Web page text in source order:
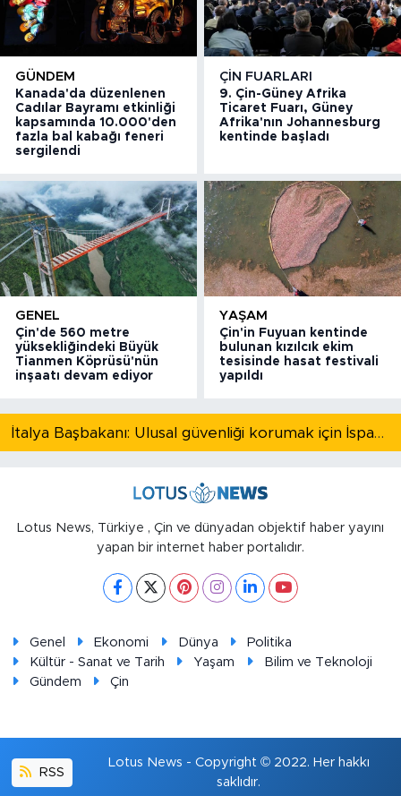
GÜNDEM
Kanada'da düzenlenen
Cadılar Bayramı etkinliği
kapsamında 10.000'den
fazla bal kabağı feneri
sergilendi
ÇIN FUARLARI
9. Çin-Güney Afrika
Ticaret Fuarı, Güney
Afrika'nın Johannesburg
kentinde başladı
GENEL
Çin'de 560 metre
yüksekliğindeki Büyük
Tianmen Köprüsü'nün
inşaatı devam ediyor
YAŞAM
Çin'in Fuyuan kentinde
bulunan kızılcık ekim
tesisinde hasat festivali
yapıldı
İtalya Başbakanı: Ulusal güvenliği korumak için İspanya ile Schengen kapsamındaki serbest dolaşımı askıya alıyoruz
Lotus News, Türkiye , Çin ve dünyadan objektif haber yayını
yapan bir internet haber portalıdır.
Genel Ekonomi Dünya
Politika
Kültür - Sanat ve Tarih
Yaşam
Bilim ve Teknoloji
Gündem
Çin
RSS
Lotus News - Copyright © 2022. Her hakkı
saklıdır.